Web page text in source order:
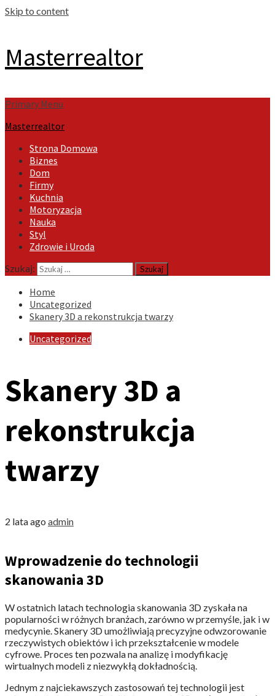
Skip to content
Masterrealtor
Primary Menu
Masterrealtor
Strona Domowa
Biznes
Dom
Firmy
Kuchnia
Motoryzacja
Nauka
Styl
Zdrowie i Uroda
Szukaj:
Home
Uncategorized
Skanery 3D a rekonstrukcja twarzy
Uncategorized
Skanery 3D a
rekonstrukcja
twarzy
2 lata ago admin
Wprowadzenie do technologii
skanowania 3D
W ostatnich latach technologia skanowania 3D zyskała na
popularności w różnych branżach, zarówno w przemyśle, jak i w
medycynie. Skanery 3D​​ umożliwiają precyzyjne odwzorowanie
rzeczywistych obiektów i ich przekształcenie w modele
cyfrowe. Proces ten pozwala na analizę i modyfikację
wirtualnych modeli z niezwykłą dokładnością.
Jednym z najciekawszych zastosowań tej technologii jest